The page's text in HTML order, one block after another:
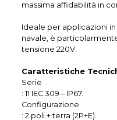
massima affidabilità in
Ideale per applicazioni
navale, è
tensione 220V.
Caratteristiche
Serie
: 11 IEC 309 – IP67.
Configurazione
: 2 poli + terra (2P+E).